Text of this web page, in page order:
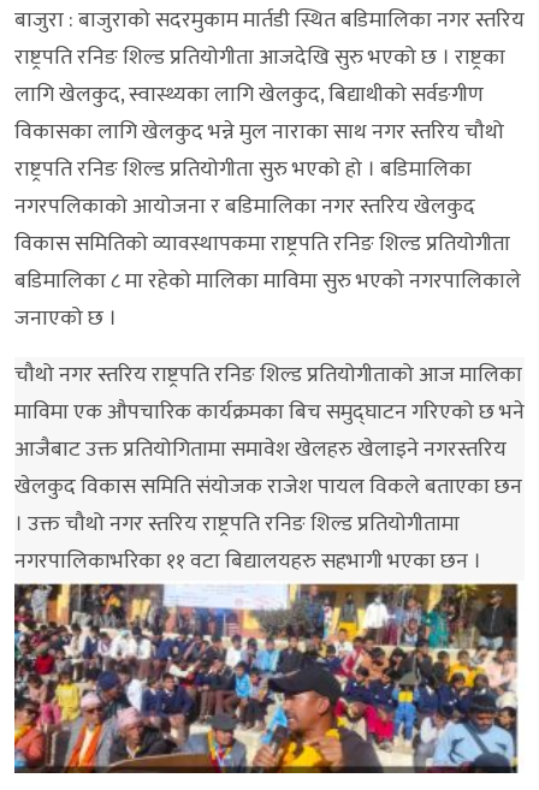
बाजुरा : बाजुराको सदरमुकाम मार्तडी स्थित बडिमालिका नगर स्तरिय
राष्ट्रपति रनिङ शिल्ड प्रतियोगीता आजदेखि सुरु भएको छ । राष्ट्रका
लागि खेलकुद, स्वास्थ्यका लागि खेलकुद, बिद्याथीको सर्वङगीण
विकासका लागि खेलकुद भन्ने मुल नाराका साथ नगर स्तरिय चौथो
राष्ट्रपति रनिङ शिल्ड प्रतियोगीता सुरु भएको हो । बडिमालिका
नगरपलिकाको आयोजना र बडिमालिका नगर स्तरिय खेलकुद
विकास समितिको व्यावस्थापकमा राष्ट्रपति रनिङ शिल्ड प्रतियोगीता
बडिमालिका ८ मा रहेको मालिका माविमा सुरु भएको नगरपालिकाले
जनाएको छ ।
चौथो नगर स्तरिय राष्ट्रपति रनिङ शिल्ड प्रतियोगीताको आज मालिका
माविमा एक औपचारिक कार्यक्रमका बिच समुद्घाटन गरिएको छ भने
आजैबाट उक्त प्रतियोगितामा समावेश खेलहरु खेलाइने नगरस्तरिय
खेलकुद विकास समिति संयोजक राजेश पायल विकले बताएका छन
। उक्त चौथो नगर स्तरिय राष्ट्रपति रनिङ शिल्ड प्रतियोगीतामा
नगरपालिकाभरिका ११ वटा बिद्यालयहरु सहभागी भएका छन ।